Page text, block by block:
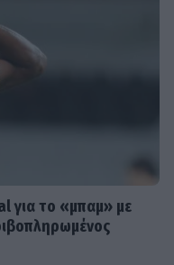
για το «μπαμ» με